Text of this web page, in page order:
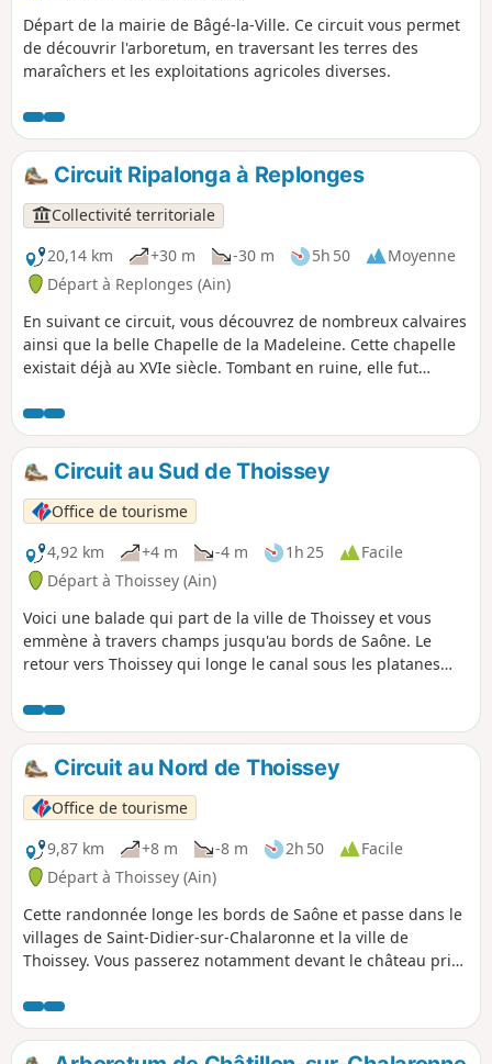
Départ de la mairie de Bâgé-la-Ville. Ce circuit vous permet
de découvrir l'arboretum, en traversant les terres des
maraîchers et les exploitations agricoles diverses.
Circuit Ripalonga à Replonges
Collectivité territoriale
20,14 km
+30 m -30 m 5h 50
Moyenne
Départ à Replonges (Ain)
En suivant ce circuit, vous découvrez de nombreux calvaires
ainsi que la belle Chapelle de la Madeleine. Cette chapelle
existait déjà au XVIe siècle. Tombant en ruine, elle fut
Circuit au Sud de Thoissey
Office de tourisme
4,92 km
+4 m -4 m 1h 25
Facile
Départ à Thoissey (Ain)
Voici une balade qui part de la ville de Thoissey et vous
emmène à travers champs jusqu'au bords de Saône. Le
retour vers Thoissey qui longe le canal sous les platanes
Circuit au Nord de Thoissey
Office de tourisme
9,87 km
+8 m -8 m 2h 50
Facile
Départ à Thoissey (Ain)
Cette randonnée longe les bords de Saône et passe dans le
villages de Saint-Didier-sur-Chalaronne et la ville de
Thoissey. Vous passerez notamment devant le château privé